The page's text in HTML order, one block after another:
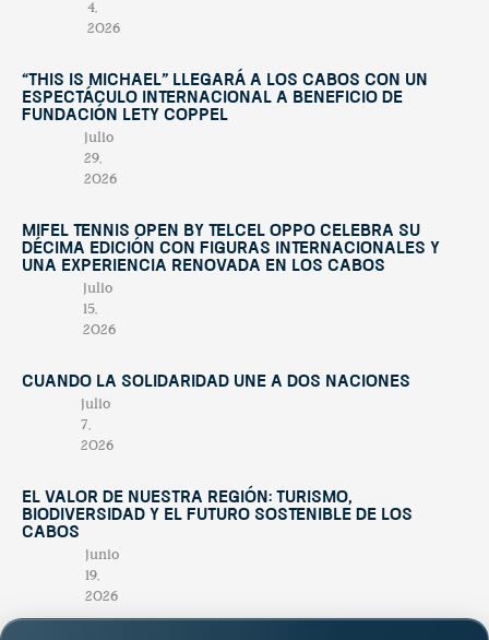
4,
2026
“This Is Michael” llegará a Los Cabos con un
espectáculo internacional a beneficio de
Fundación Lety Coppel
julio
29,
2026
Mifel Tennis Open by Telcel Oppo celebra su
décima edición con figuras internacionales y
una experiencia renovada en Los Cabos
julio
15,
2026
Cuando la solidaridad une a dos naciones
julio
7,
2026
El valor de nuestra región: turismo,
biodiversidad y el futuro sostenible de Los
Cabos
junio
19,
2026